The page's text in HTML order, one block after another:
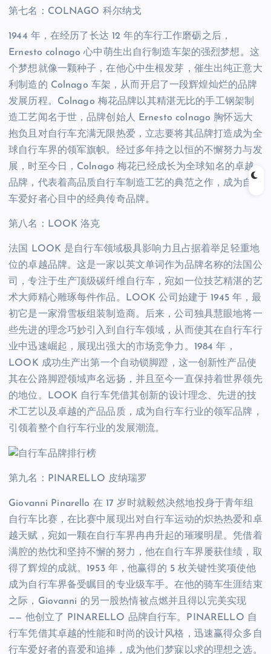
第七名：COLNAGO 科尔纳戈
1944 年，在经历了长达 12 年的车行工作磨砺之后，
Ernesto colnago 心中萌生出自行制造车架的强烈梦想。这
个梦想就像一颗种子，在他心中生根发芽，催生出纯正意大
利制造的 Colnago 车架，从而开启了一段辉煌灿烂的品牌
发展历程。Colnago 梅花品牌以其精湛无比的手工钢架制
造工艺闻名于世，品牌创始人 Ernesto colnago 胸怀远大
抱负且对自行车充满无限热爱，立志要将其品牌打造成为全
球自行车界的领军旗帜。经过多年持之以恒的不懈努力与发
展，时至今日，Colnago 梅花已经成长为全球知名的卓越
品牌，代表着高品质自行车制造工艺的典范之作，成为自行
车爱好者心目中的经典传奇品牌。
第八名：LOOK 洛克
法国 LOOK 是自行车领域极具影响力且占据着举足轻重地
位的卓越品牌。这是一家以英文单词作为品牌名称的法国公
司，专注于生产顶级碳纤维自行车，宛如一位技艺精湛的艺
术大师精心雕琢每件作品。LOOK 公司始建于 1945 年，最
初它是一家滑雪板组装制造商。后来，公司独具慧眼地将一
些先进的理念巧妙引入到自行车领域，从而使其在自行车行
业中迅速崛起，展现出强大的市场竞争力。1984 年，
LOOK 成功生产出第一个自动锁脚蹬，这一创新性产品使
其在公路脚蹬领域声名远扬，并且至今一直保持着世界领先
的地位。LOOK 自行车凭借其创新的设计理念、先进的技
术工艺以及卓越的产品品质，成为自行车行业的领军品牌，
引领着整个自行车行业的发展潮流。
第九名：PINARELLO 皮纳瑞罗
Giovanni Pinarello 在 17 岁时就毅然决然地投身于青年组
自行车比赛，在比赛中展现出对自行车运动的炽热热爱和卓
越天赋，宛如一颗在自行车界冉冉升起的璀璨明星。凭借着
满腔的热忱和坚持不懈的努力，他在自行车界屡获佳绩，取
得了辉煌的成就。1953 年，他赢得的 5 枚关键性奖项使他
成为自行车界备受瞩目的专业级车手。在他的骑车生涯结束
之际，Giovanni 的另一股热情被点燃并且得以完美实现
—— 他创立了 PINARELLO 品牌自行车。PINARELLO 自
行车凭借其卓越的性能和时尚的设计风格，迅速赢得众多自
行车爱好者的喜爱和追捧，成为他们梦寐以求的理想之选。